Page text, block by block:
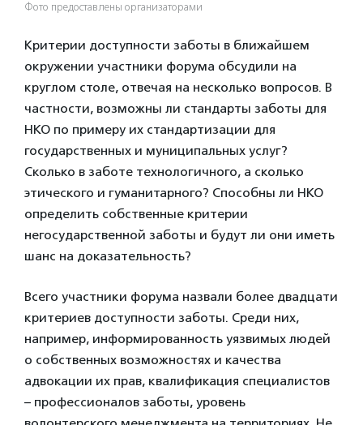
Фото предоставлены организаторами
Критерии доступности заботы в ближайшем
окружении участники форума обсудили на
круглом столе, отвечая на несколько вопросов. В
частности, возможны ли стандарты заботы для
НКО по примеру их стандартизации для
государственных и муниципальных услуг?
Сколько в заботе технологичного, а сколько
этического и гуманитарного? Способны ли НКО
определить собственные критерии
негосударственной заботы и будут ли они иметь
шанс на доказательность?
Всего участники форума назвали более двадцати
критериев доступности заботы. Среди них,
например, информированность уязвимых людей
о собственных возможностях и качества
адвокации их прав, квалификация специалистов
– профессионалов заботы, уровень